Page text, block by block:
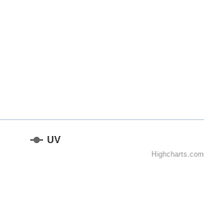
UV
Highcharts.com